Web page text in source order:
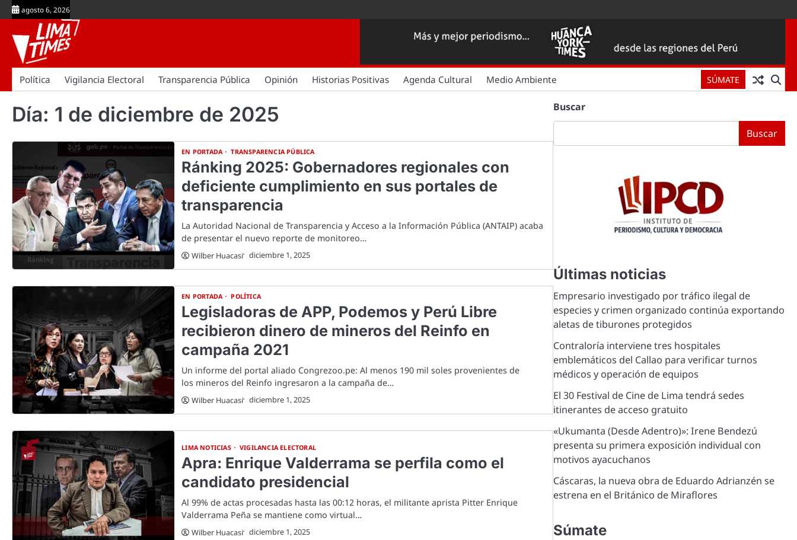
Skip
to
content
agosto 6, 2026
Política Vigilancia Electoral Transparencia Pública Opinión Historias Positivas Agenda Cultural Medio Ambiente SÚMATE
Día: 1 de diciembre de 2025
EN PORTADA TRANSPARENCIA PÚBLICA
Ránking 2025: Gobernadores regionales con
deficiente cumplimiento en sus portales de
transparencia
La Autoridad Nacional de Transparencia y Acceso a la Información Pública (ANTAIP) acaba
de presentar el nuevo reporte de monitoreo…
Wilber Huacasi diciembre 1, 2025
EN PORTADA POLÍTICA
Legisladoras de APP, Podemos y Perú Libre
recibieron dinero de mineros del Reinfo en
campaña 2021
Un informe del portal aliado Congrezoo.pe: Al menos 190 mil soles provenientes de
los mineros del Reinfo ingresaron a la campaña de…
Wilber Huacasi diciembre 1, 2025
LIMA NOTICIAS VIGILANCIA ELECTORAL
Apra: Enrique Valderrama se perfila como el
candidato presidencial
Al 99% de actas procesadas hasta las 00:12 horas, el militante aprista Pitter Enrique
Valderrama Peña se mantiene como virtual…
Wilber Huacasi diciembre 1, 2025
Buscar
Buscar
Últimas noticias
Empresario investigado por tráfico ilegal de
especies y crimen organizado continúa exportando
aletas de tiburones protegidos
Contraloría interviene tres hospitales
emblemáticos del Callao para verificar turnos
médicos y operación de equipos
El 30 Festival de Cine de Lima tendrá sedes
itinerantes de acceso gratuito
«Ukumanta (Desde Adentro)»: Irene Bendezú
presenta su primera exposición individual con
motivos ayacuchanos
Cáscaras, la nueva obra de Eduardo Adrianzén se
estrena en el Británico de Miraflores
Súmate